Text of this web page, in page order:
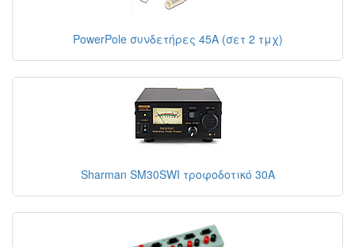
PowerPole συνδετήρες 45A (σετ 2 τμχ)
Sharman SM30SWI τροφοδοτικό 30A